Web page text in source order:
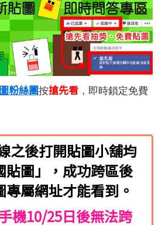
粉絲團按搶先看 ，即時鎖定免費
之後打開貼圖小舖均
貼圖」，成功跨區後
屬網址才能看到。
機10/25日後無法跨